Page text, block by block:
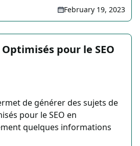
February 19, 2023
pour le SEO
de générer des sujets de
pour le SEO en
quelques informations